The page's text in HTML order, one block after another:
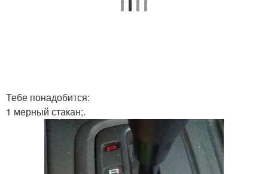
Тебе понадобится:
1 мерный стакан;.